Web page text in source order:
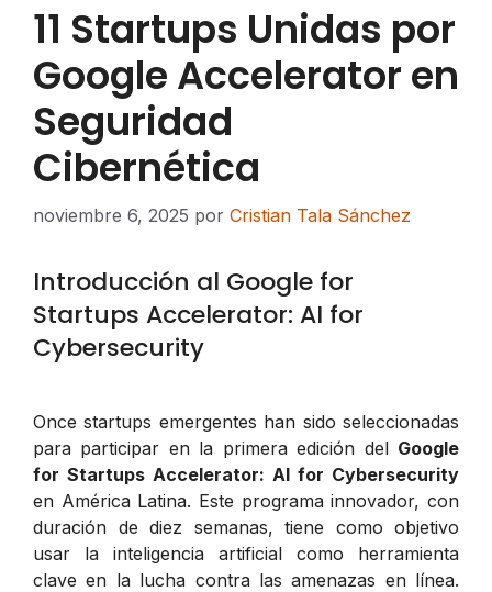
11 Startups Unidas por
Google Accelerator en
Seguridad
Cibernética
noviembre 6, 2025 por Cristian Tala Sánchez
Introducción al Google for
Startups Accelerator: AI for
Cybersecurity
Once startups emergentes han sido seleccionadas
para participar en la primera edición del Google
for Startups Accelerator: AI for Cybersecurity
en América Latina. Este programa innovador, con
duración de diez semanas, tiene como objetivo
usar la inteligencia artificial como herramienta
clave en la lucha contra las amenazas en línea.